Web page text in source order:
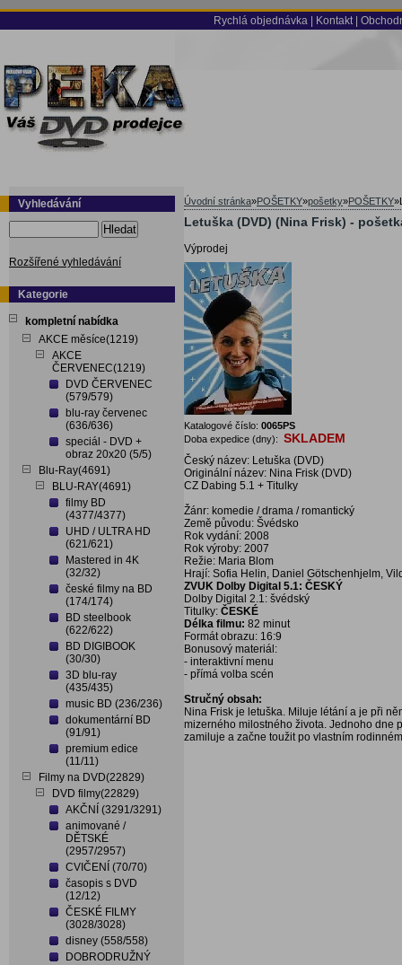
Rychlá objednávka Kontakt
Vyhledávání
Hledat
Rozšířené vyhledávání
Kategorie
kompletní nabídka
AKCE měsíce(1219)
AKCE
ČERVENEC(1219)
DVD ČERVENEC
(579/579)
blu-ray červenec
(636/636)
speciál - DVD +
obraz 20x20 (5/5)
Blu-Ray(4691)
BLU-RAY(4691)
filmy BD
(4377/4377)
UHD / ULTRA HD
(621/621)
Mastered in 4K
(32/32)
české filmy na BD
(174/174)
BD steelbook
(622/622)
BD DIGIBOOK
(30/30)
3D blu-ray
(435/435)
music BD (236/236)
dokumentární BD
(91/91)
premium edice
(11/11)
Filmy na DVD(22829)
DVD filmy(22829)
AKČNÍ (3291/3291)
animované /
DĚTSKÉ
(2957/2957)
CVIČENÍ (70/70)
časopis s DVD
(12/12)
ČESKÉ FILMY
(3028/3028)
disney (558/558)
DOBRODRUŽNÝ
Úvodní stránka»POŠETKY»pošetky»POŠETKY»
Letuška (DVD) (Nina Frisk) -
Výprodej
Katalogové číslo: 0065PS
Doba expedice (dny): SKLADEM
Český název: Letuška (DVD)
Originální název: Nina Frisk (DVD)
CZ Dabing 5.1 + Titulky
Žánr: komedie / drama / romantický
Země původu: Švédsko
Rok vydání: 2008
Rok výroby: 2007
Režie: Maria Blom
Hrají: Sofia Helin, Daniel Götschenhjelm,
ZVUK Dolby Digital 5.1: ČESKÝ
Dolby Digital 2.1: švédský
Titulky: ČESKÉ
Délka filmu: 82 minut
Formát obrazu: 16:9
Bonusový materiál:
- interaktivní menu
- přímá volba scén
Stručný obsah:
Nina Frisk je letuška. Miluje létání a je při
mizerného milostného života. Jednoho dne
zamiluje a začne toužit po vlastním